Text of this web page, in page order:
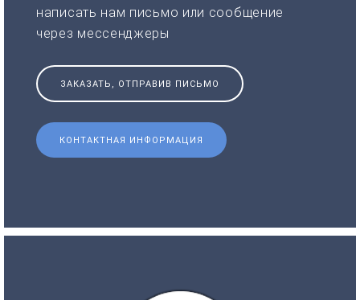
написать нам письмо или сообщение
через мессенджеры
ЗАКАЗАТЬ, ОТПРАВИВ ПИСЬМО
КОНТАКТНАЯ ИНФОРМАЦИЯ